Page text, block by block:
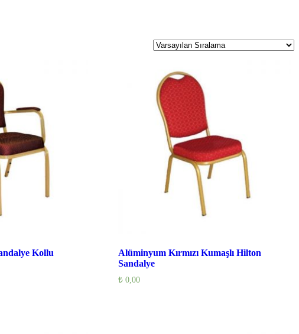
Kollu
Alüminyum Kırmızı Kumaşlı Hilton
Sandalye
₺0,00